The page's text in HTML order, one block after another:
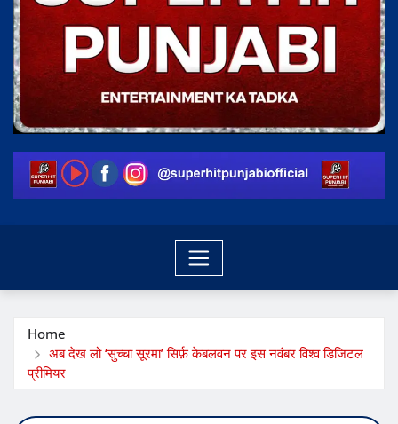
Home
अब देख लो ‘सुच्चा सूरमा’ सिर्फ़ केबलवन पर इस नवंबर विश्व डिजिटल
प्रीमियर